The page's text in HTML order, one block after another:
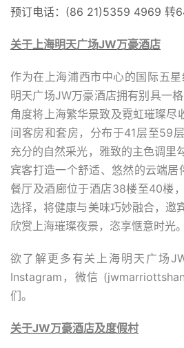
预订电话：(86 21)5359 4969 转
关于上海明天广场JW万豪酒店
作为在上海浦西市中心的国际五
明天广场JW万豪酒店拥有别具一
角度将上海繁华景致及霓虹璀璨尽
间客房和套房，分布于41层至59
充分的自然采光，雅致的主色调里
宾客打造一个舒适、悠然的云端
餐厅及酒廊位于酒店38楼至40楼
选择，将健康与美味巧妙融合，邀
欣赏上海璀璨夜景，恣享惬意时光。
欲了解更多有关上海明天广场
Instagram，微信
们。
关于JW万豪酒店及度假村